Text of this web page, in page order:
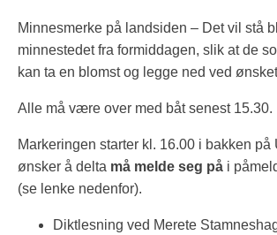
Minnesmerke på landsiden – Det vil stå
minnestedet fra formiddagen, slik at de
kan ta en blomst og legge ned ved
Alle må være over med båt senest 15.30.
Markeringen starter kl. 16.00 i bakken på
ønsker å delta må melde seg på i
(se lenke nedenfor).
Diktlesning ved Merete